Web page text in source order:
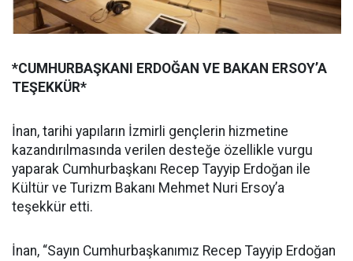
*CUMHURBAŞKANI ERDOĞAN VE BAKAN ERSOY’A
TEŞEKKÜR*
İnan, tarihi yapıların İzmirli gençlerin hizmetine
kazandırılmasında verilen desteğe özellikle vurgu
yaparak Cumhurbaşkanı Recep Tayyip Erdoğan ile
Kültür ve Turizm Bakanı Mehmet Nuri Ersoy’a
teşekkür etti.
İnan, “Sayın Cumhurbaşkanımız Recep Tayyip Erdoğan